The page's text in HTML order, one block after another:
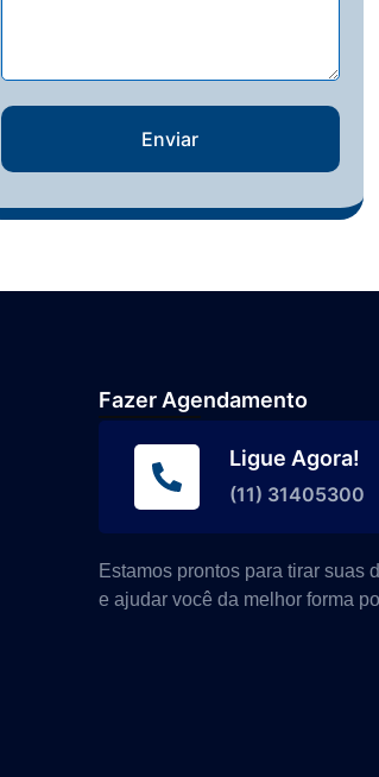
Enviar
Fazer Agendamento
Ligue Agora!
(11) 31405300
Estamos prontos para tirar suas
e ajudar você da melhor forma